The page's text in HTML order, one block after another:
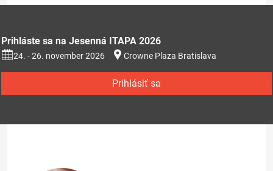
Prihláste sa na Jesenná ITAPA 2026
24. - 26. november 2026 Crowne Plaza Bratislava
Prihlásiť sa